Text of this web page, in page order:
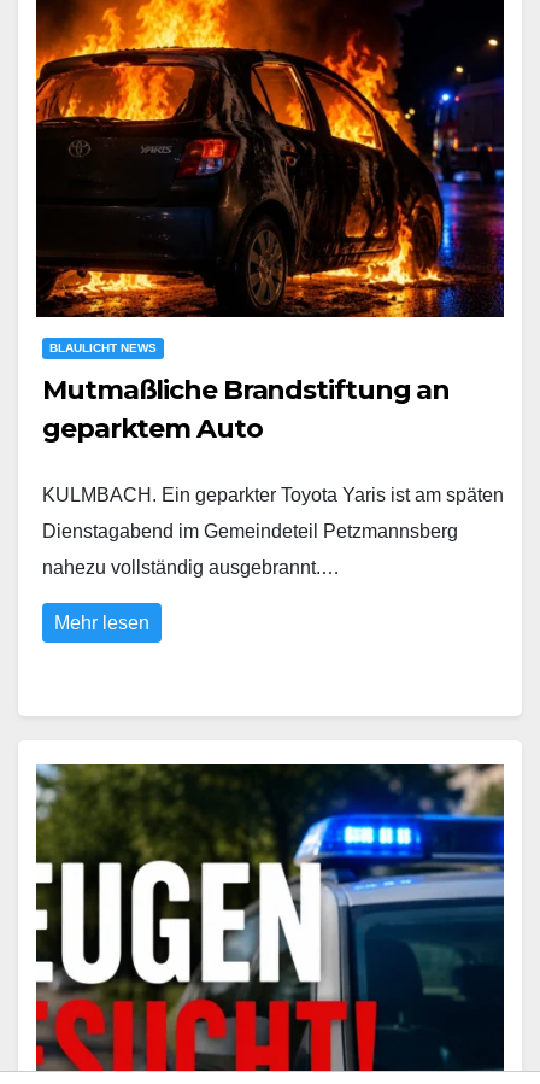
BLAULICHT NEWS
Mutmaßliche Brandstiftung an
geparktem Auto
KULMBACH. Ein geparkter Toyota Yaris ist am späten
Dienstagabend im Gemeindeteil Petzmannsberg
nahezu vollständig ausgebrannt.…
Mehr lesen